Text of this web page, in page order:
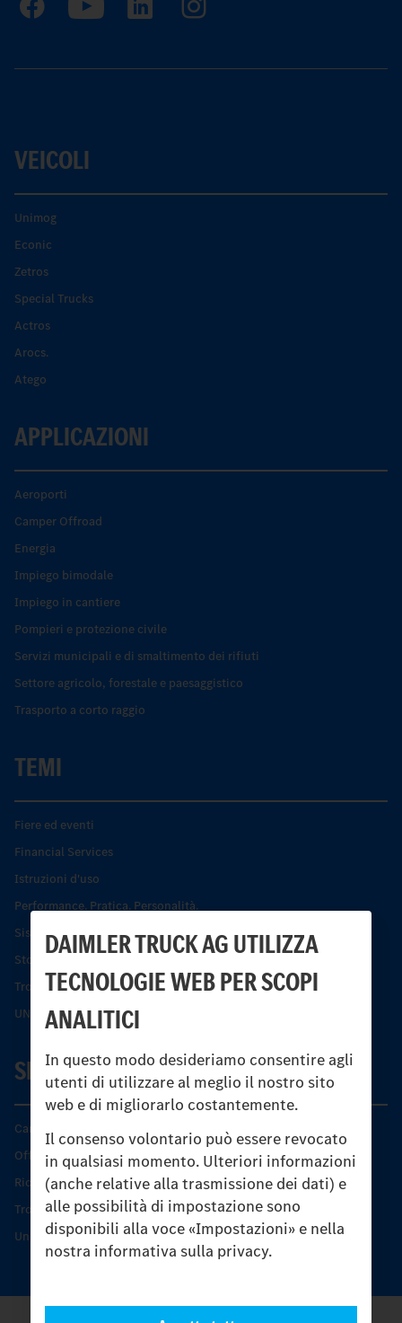
DAIMLER TRUCK AG UTILIZZA
TECNOLOGIE WEB PER SCOPI
ANALITICI
In questo modo desideriamo consentire agli
utenti di utilizzare al meglio il nostro sito
web e di migliorarlo costantemente.
Il consenso volontario può essere revocato
in qualsiasi momento. Ulteriori informazioni
(anche relative alla trasmissione dei dati) e
alle possibilità di impostazione sono
disponibili alla voce «Impostazioni» e nella
nostra informativa sulla privacy.
VEICOLI
Unimog
Econic
Zetros
Special Trucks
Actros
Arocs.
Atego
APPLICAZIONI
Aeroporti
Camper Offroad
Energia
Impiego bimodale
Impiego in cantiere
Pompieri e protezione civile
Servizi municipali e di smaltimento dei rifiuti
Settore agricolo, forestale e paesaggistico
Trasporto a corto raggio
TEMI
Fiere ed eventi
Financial Services
Istruzioni d'uso
Performance. Pratica. Personalità.
Sistemi di assistenza alla guida e di sicurezza
Storia dell’Unimog
Trovare un partner
UNI-TOUCH®
SERVIZIO
Caratteristiche di prodotto
Offerta di servizio Unimog
Ricambi originali
Trovare un partner
Unimog Service Days